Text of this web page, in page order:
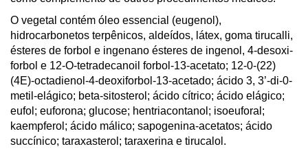
O vegetal contém óleo essencial (eugenol),
hidrocarbonetos terpênicos, aldeídos, látex, goma tirucalli,
ésteres de forbol e ingenano ésteres de ingenol, 4-desoxi-
forbol e 12-O-tetradecanoil forbol-13-acetato; 12-0-(22)
(4E)-octadienol-4-deoxiforbol-13-acetado; ácido 3, 3’-di-0-
metil-elágico; beta-sitosterol; ácido cítrico; ácido elágico;
eufol; euforona; glucose; hentriacontanol; isoeuforal;
kaempferol; ácido málico; sapogenina-acetatos; ácido
succínico; taraxasterol; taraxerina e tirucalol.